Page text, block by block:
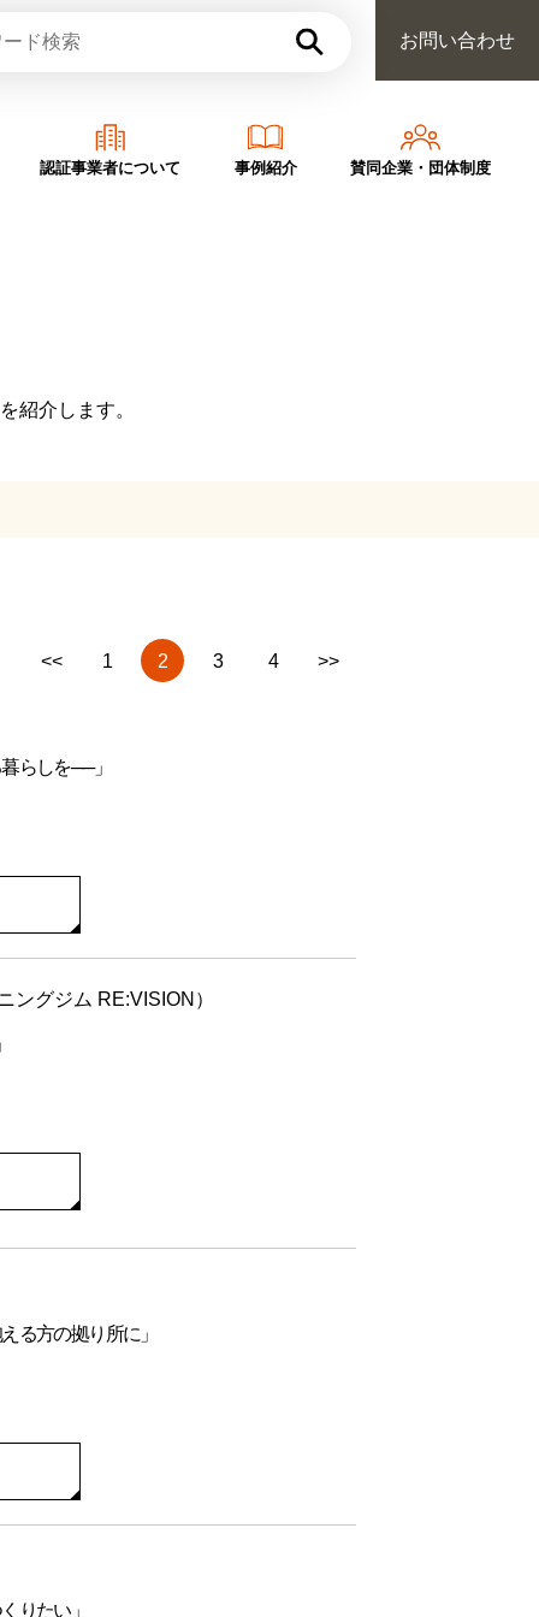
お問い合わせ
認証事業者について 事例紹介 賛同企業・団体制度
紹介します。
<< 1 2 3 4 >>
らしを──」
グジム RE:VISION）
る方の拠り所に」
りたい」